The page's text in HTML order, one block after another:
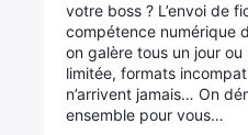
votre boss ? L’envoi de
compétence numérique
on galère tous un jour ou
limitée, formats
n’arrivent jamais… On
ensemble pour vous…